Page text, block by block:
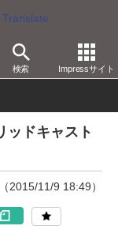
Translate
検索 Impressサイト
ッドキャスト
（2015/11/9 18:49）